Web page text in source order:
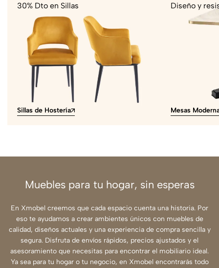
30% Dto en Sillas
Sillas de Hostería
Diseño y
Mesas
Muebles para tu hogar, sin esperas
En Xmobel creemos que cada espacio cuenta una historia. Por
eso te ayudamos a crear ambientes únicos con muebles de
calidad, diseños actuales y una experiencia de compra sencilla y
segura. Disfruta de envíos rápidos, precios ajustados y el
asesoramiento que necesitas para encontrar el mobiliario ideal.
Ya sea para tu hogar o tu negocio, en Xmobel encontrarás todo